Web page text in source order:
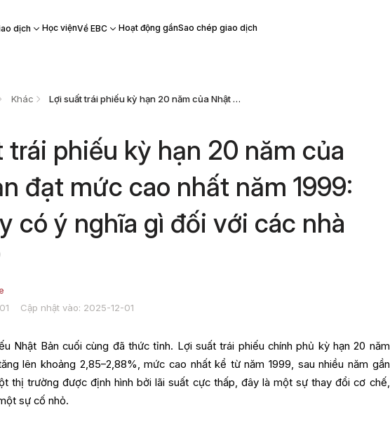
dịch Học việnVề EBC Hoạt động gầnSao chép giao dịch
Khác Lợi suất trái phiếu kỳ hạn 20 năm của Nhật Bản đạt mức cao nhất năm 1999: Điều này có ý nghĩa gì đối với các nhà đầu tư?
trái phiếu kỳ hạn 20 năm của
đạt mức cao nhất năm 1999:
có ý nghĩa gì đối với các nhà
Cập nhật vào: 2025-12-01
Nhật Bản cuối cùng đã thức tỉnh. Lợi suất trái phiếu chính phủ kỳ hạn 20 năm
lên khoảng 2,85–2,88%, mức cao nhất kể từ năm 1999, sau nhiều năm gần
thị trường được định hình bởi lãi suất cực thấp, đây là một sự thay đổi cơ chế,
sự cố nhỏ.